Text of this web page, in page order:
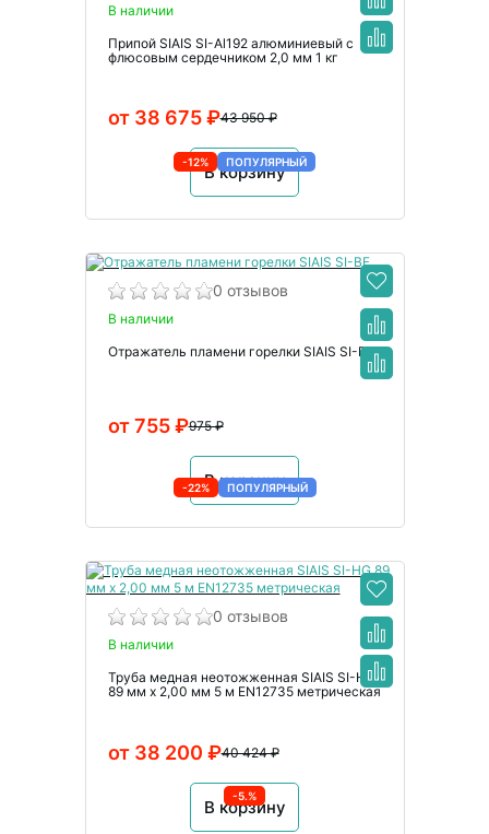
В наличии
Припой SIAIS SI-Al192 алюминиевый с
флюсовым сердечником 2,0 мм 1 кг
43 950 ₽
от 38 675 ₽
В корзину
-12% ПОПУЛЯРНЫЙ
0 отзывов
В наличии
Отражатель пламени горелки SIAIS SI-BF
975 ₽
от 755 ₽
В корзину
-22% ПОПУЛЯРНЫЙ
0 отзывов
В наличии
Труба медная неотожженная SIAIS SI-HG
89 мм x 2,00 мм 5 м EN12735 метрическая
40 424 ₽
от 38 200 ₽
В корзину
-5.%